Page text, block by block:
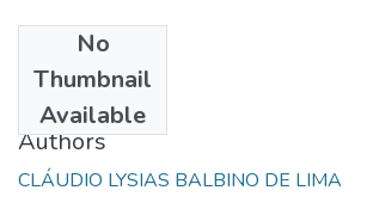
No
Thumbnail
Available
1997
Authors
CLÁUDIO LYSIAS BALBINO DE LIMA